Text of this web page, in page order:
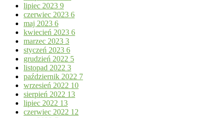
lipiec 2023 9
czerwiec 2023 6
maj 2023 6
kwiecień 2023 6
marzec 2023 3
styczeń 2023 6
grudzień 2022 5
listopad 2022 3
październik 2022 7
wrzesień 2022 10
sierpień 2022 13
lipiec 2022 13
czerwiec 2022 12